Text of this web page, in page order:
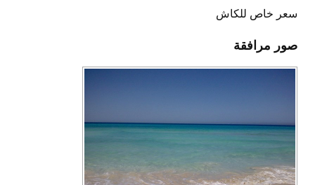
سعر خاص للكاش
صور مرافقة